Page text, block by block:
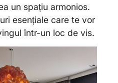
un spațiu armonios.
esențiale care te vor
într-un loc de vis.